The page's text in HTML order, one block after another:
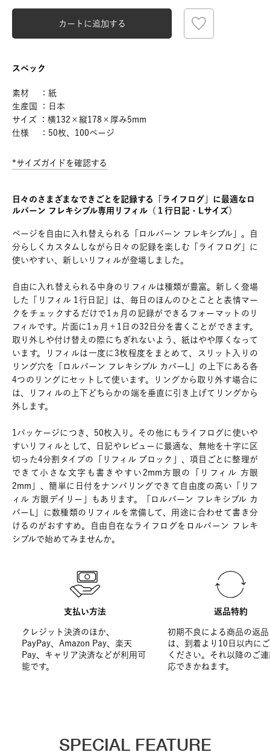
カートに追加する
スペック
素材 ：紙
生産国 ：日本
サイズ ：横132×縦178×厚み5mm
仕様 ：50枚、100ページ
*サイズガイドを確認する
日々のさまざまなできごとを記録する「ライフログ」に最適なロ
ルバーン フレキシブル専用リフィル（１行日記・Lサイズ）
ページを自由に入れ替えられる「ロルバーン フレキシブル」。自
分らしくカスタムしながら日々の記録を楽しむ「ライフログ」に
使いやすい、新しいリフィルが登場しました。
自由に入れ替えられる中身のリフィルは種類が豊富。新しく登場
した「リフィル 1行日記」は、毎日のほんのひとことと表情マー
クをチェックするだけで1ヵ月の記録ができるフォーマットのリ
フィルです。片面に1ヵ月＋1日の32日分を書くことができます。
取り外しや付け替えの際にちぎれないよう、紙はやや厚くなって
います。リフィルは一度に3枚程度をまとめて、スリット入りの
リング穴を「ロルバーン フレキシブル カバーL」の上下にある各
4つのリングにセットして使います。リングから取り外す場合に
は、リフィルの上下どちらかの端を垂直に引き上げてリングから
外します。
1パッケージにつき、50枚入り。その他にもライフログに使いや
すいリフィルとして、日記やレビューに最適な、無地を十字に区
切った4分割タイプの「リフィル ブロック」、項目ごとに整理が
できて小さな文字も書きやすい2mm方眼の「リフィル 方眼
2mm」、簡単に日付をナンバリングできて自由度の高い「リフ
ィル 方眼デイリー」もあります。「ロルバーン フレキシブル カ
バーL」に数種類のリフィルを常備して、用途に合わせて書き分
けるのがおすすめ。自由自在なライフログをロルバーン フレキ
シブルで始めてみませんか。
支払い方法
クレジット決済のほか、
PayPay、Amazon Pay、楽天
Pay、キャリア決済などが利用可
能です。
返品特約
初期不良による商品の返
は、到着より10日以内に
ください。それ以降のご
応できかねます。
SPECIAL FEATURE